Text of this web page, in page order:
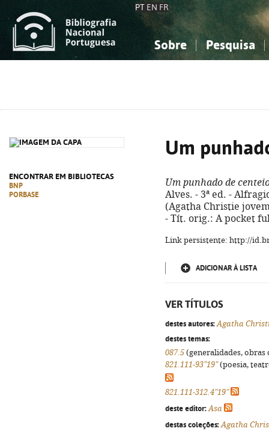
PT EN FR
Sobre Pesquisa
ENCONTRAR EM BIBLIOTECAS
BNP
PORBASE
Um
Um punhado de
Alves. - 3ª ed. -
(Agatha Christie
- Tít. orig.: A pocket
Link persistente: http://
ADICIONAR À LISTA
VER TÍTULOS
destes autores: Agatha
destes temas:
087.5 (generalidades,
821.111-93"19"(poesia,
821.111-312.4"19"
deste editor: Asa
destas coleções: Agatha